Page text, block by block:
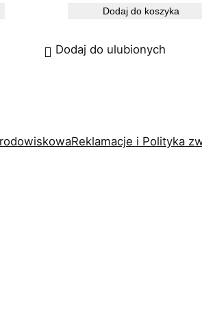
Dodaj do koszyka
Dodaj do ulubionych
Reklamacje i Polityka